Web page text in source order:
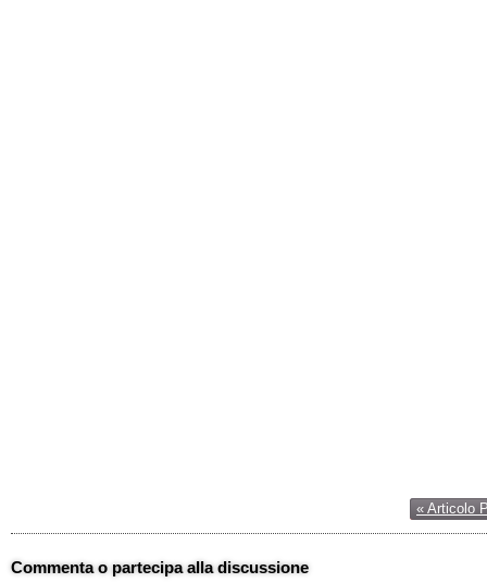
« Articolo
Commenta o partecipa alla discussione